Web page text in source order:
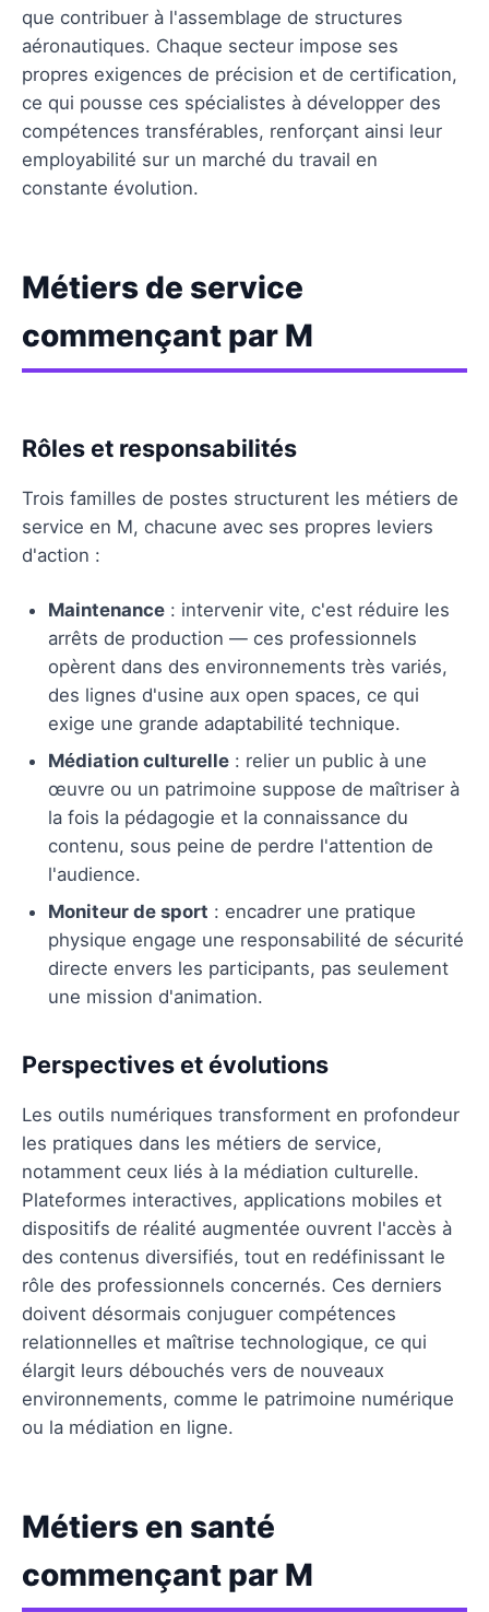
que contribuer à l'assemblage de structures
aéronautiques. Chaque secteur impose ses
propres exigences de précision et de certification,
ce qui pousse ces spécialistes à développer des
compétences transférables, renforçant ainsi leur
employabilité sur un marché du travail en
constante évolution.
Métiers de service
commençant par M
Rôles et responsabilités
Trois familles de postes structurent les métiers de
service en M, chacune avec ses propres leviers
d'action :
Maintenance : intervenir vite, c'est réduire les
arrêts de production — ces professionnels
opèrent dans des environnements très variés,
des lignes d'usine aux open spaces, ce qui
exige une grande adaptabilité technique.
Médiation culturelle : relier un public à une
œuvre ou un patrimoine suppose de maîtriser à
la fois la pédagogie et la connaissance du
contenu, sous peine de perdre l'attention de
l'audience.
Moniteur de sport : encadrer une pratique
physique engage une responsabilité de sécurité
directe envers les participants, pas seulement
une mission d'animation.
Perspectives et évolutions
Les outils numériques transforment en profondeur
les pratiques dans les métiers de service,
notamment ceux liés à la médiation culturelle.
Plateformes interactives, applications mobiles et
dispositifs de réalité augmentée ouvrent l'accès à
des contenus diversifiés, tout en redéfinissant le
rôle des professionnels concernés. Ces derniers
doivent désormais conjuguer compétences
relationnelles et maîtrise technologique, ce qui
élargit leurs débouchés vers de nouveaux
environnements, comme le patrimoine numérique
ou la médiation en ligne.
Métiers en santé
commençant par M